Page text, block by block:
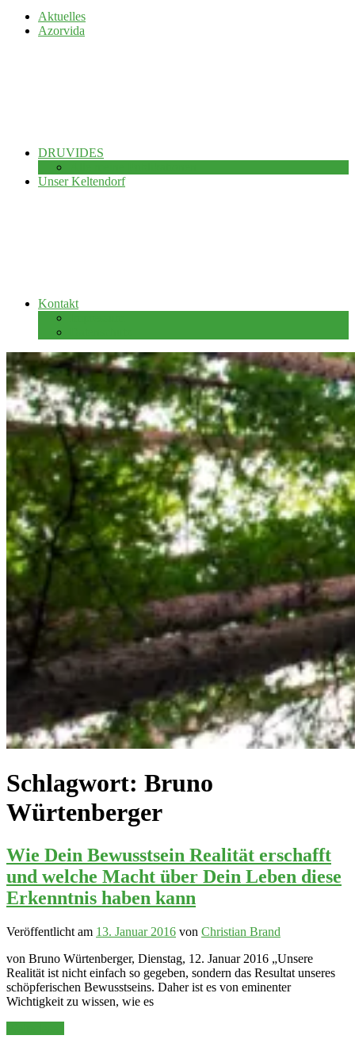
Aktuelles
Azorvida
DRUVIDES
Unser Keltendorf
Kontakt
Schlagwort: Bruno
Würtenberger
Wie Dein Bewusstsein Realität erschafft
und welche Macht über Dein Leben diese
Erkenntnis haben kann
Veröffentlicht am 13. Januar 2016 von Christian Brand
von Bruno Würtenberger, Dienstag, 12. Januar 2016 „Unsere
Realität ist nicht einfach so gegeben, sondern das Resultat unseres
schöpferischen Bewusstseins. Daher ist es von eminenter
Wichtigkeit zu wissen, wie es